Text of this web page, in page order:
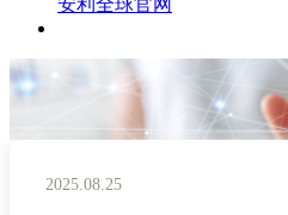
安利全球官网
2025.08.25